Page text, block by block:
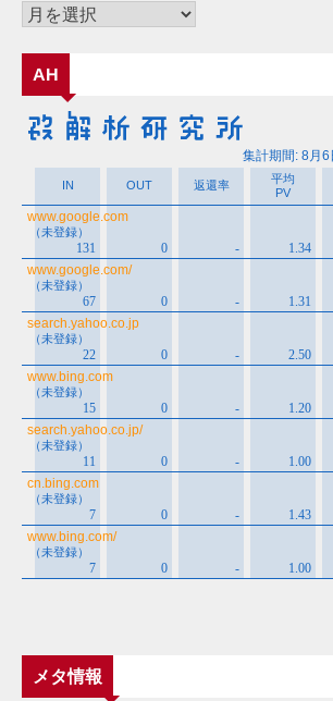
ー
ア
カ
イ
ブ
AH
メタ情報